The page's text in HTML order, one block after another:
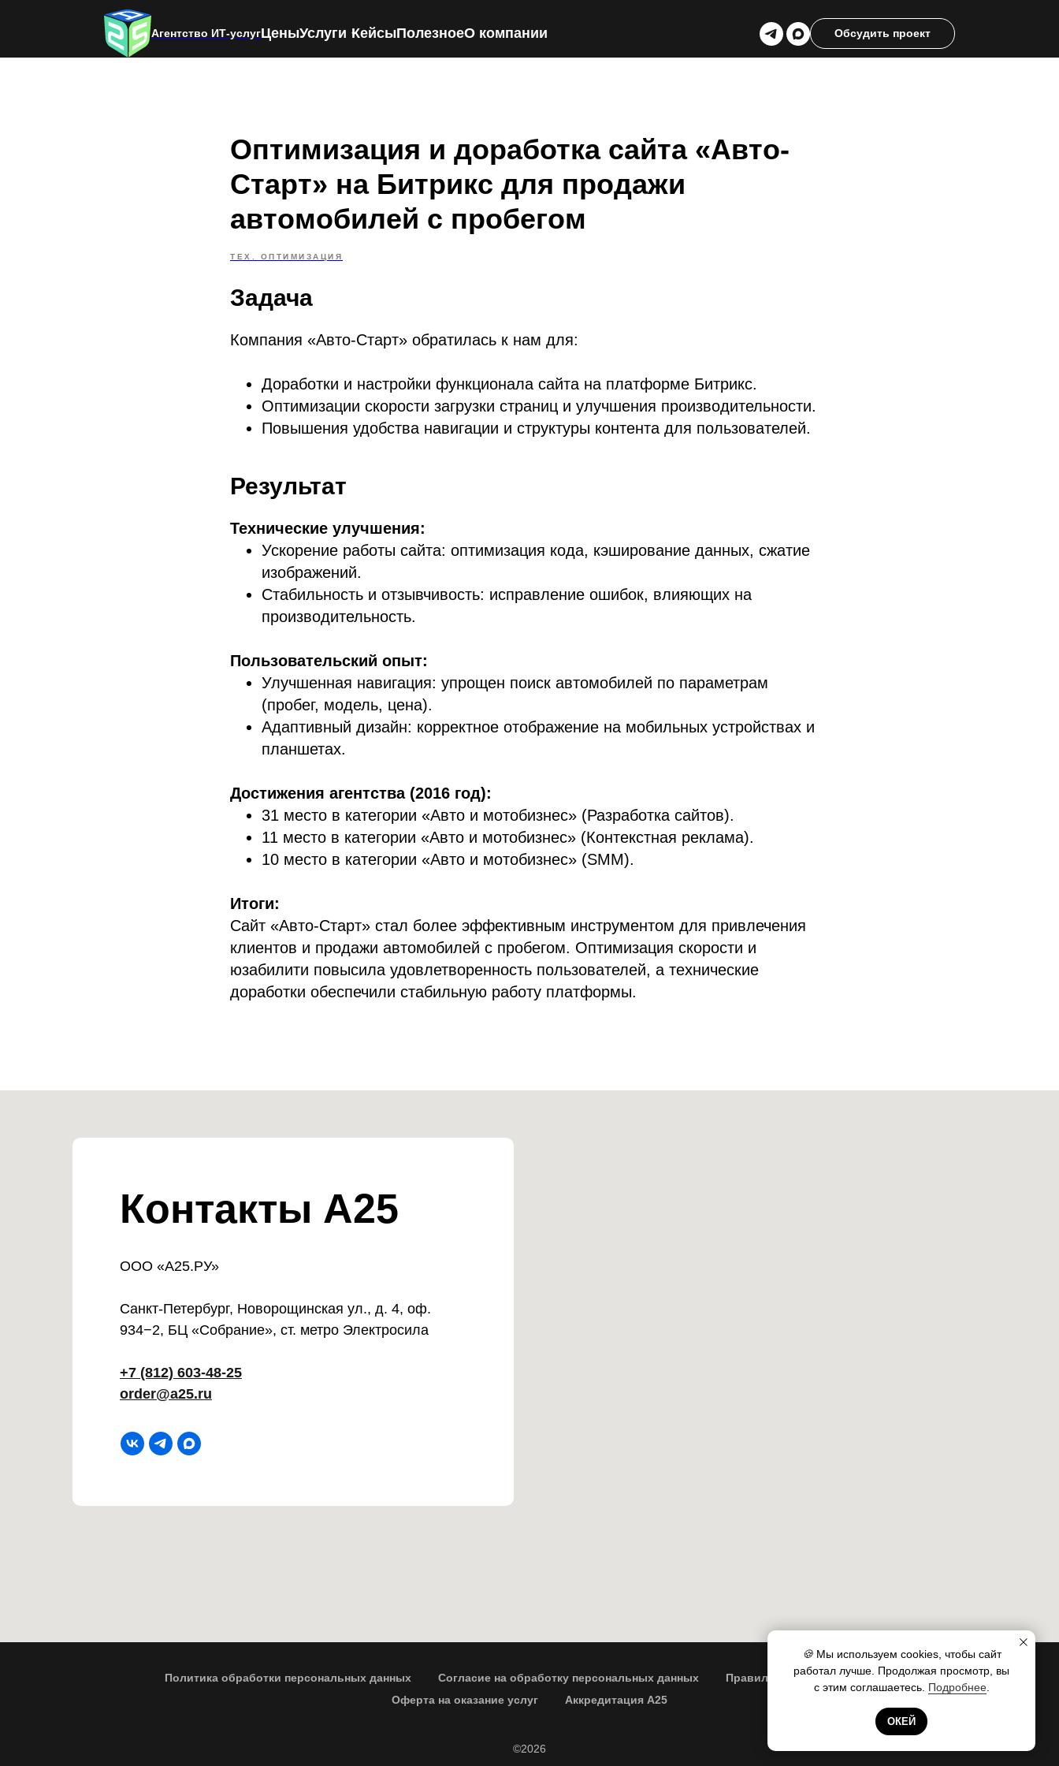
Агентство ИТ-услугЦеныУслуги КейсыПолезноеО компании Обсудить проект
Оптимизация и доработка сайта «Авто-
Старт» на Битрикс для продажи
автомобилей с пробегом
ТЕХ. ОПТИМИЗАЦИЯ
Задача
Компания «Авто-Старт» обратилась к нам для:
Доработки и настройки функционала сайта на платформе Битрикс.
Оптимизации скорости загрузки страниц и улучшения производительности.
Повышения удобства навигации и структуры контента для пользователей.
Результат
Технические улучшения:
Ускорение работы сайта: оптимизация кода, кэширование данных, сжатие
изображений.
Стабильность и отзывчивость: исправление ошибок, влияющих на
производительность.
Пользовательский опыт:
Улучшенная навигация: упрощен поиск автомобилей по параметрам
(пробег, модель, цена).
Адаптивный дизайн: корректное отображение на мобильных устройствах и
планшетах.
Достижения агентства (2016 год):
31 место в категории «Авто и мотобизнес» (Разработка сайтов).
11 место в категории «Авто и мотобизнес» (Контекстная реклама).
10 место в категории «Авто и мотобизнес» (SMM).
Итоги:
Сайт «Авто-Старт» стал более эффективным инструментом для привлечения
клиентов и продажи автомобилей с пробегом. Оптимизация скорости и
юзабилити повысила удовлетворенность пользователей, а технические
доработки обеспечили стабильную работу платформы.
Контакты А25
ООО «А25.РУ»
Санкт-Петербург, Новорощинская ул., д. 4, оф.
934−2, БЦ «Собрание», ст. метро Электросила
+7 (812) 603-48-25
order@a25.ru
Политика обработки персональных данных Согласие на обработку персональных данных
Правила пользования сайтом
Оферта на оказание услуг
Аккредитация А25
©2026
Готовы помочь!
🍪 Мы используем cookies, чтобы сайт
работал лучше. Продолжая просмотр, вы
с этим соглашаетесь. Подробнее.
ОКЕЙ